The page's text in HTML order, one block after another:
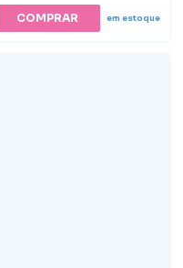
COMPRAR em estoque